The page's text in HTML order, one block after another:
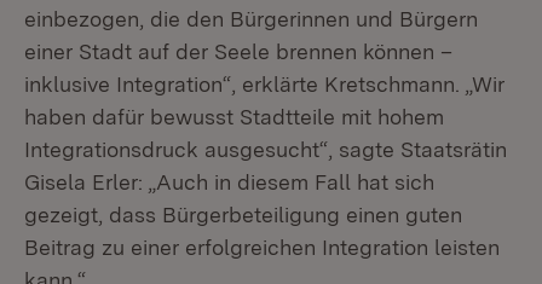
einbezogen, die den Bürgerinnen und Bürgern
einer Stadt auf der Seele brennen können –
inklusive Integration“, erklärte Kretschmann. „Wir
haben dafür bewusst Stadtteile mit hohem
Integrationsdruck ausgesucht“, sagte Staatsrätin
Gisela Erler: „Auch in diesem Fall hat sich
gezeigt, dass Bürgerbeteiligung einen guten
Beitrag zu einer erfolgreichen Integration leisten